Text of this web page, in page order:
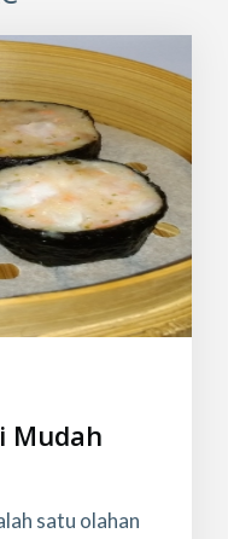
Mudah
satu olahan